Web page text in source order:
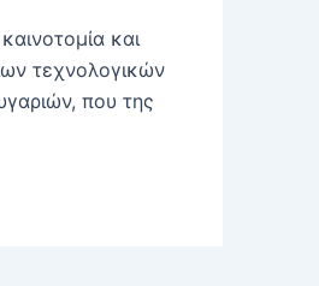
και
τεχνολογικών
που της